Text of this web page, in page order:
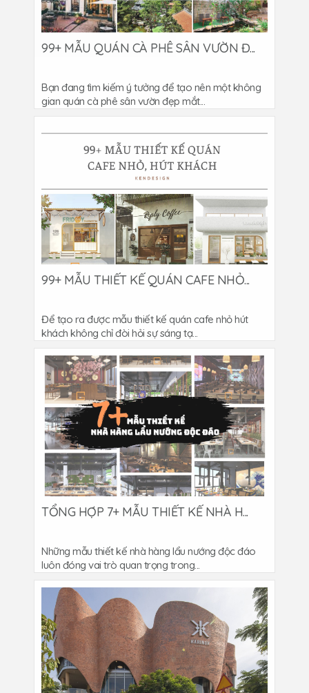
99+ MẪU QUÁN CÀ PHÊ SÂN VƯỜN Đ...
Bạn đang tìm kiếm ý tưởng để tạo nên một không
gian quán cà phê sân vườn đẹp mắt...
99+ MẪU THIẾT KẾ QUÁN CAFE NHỎ...
Để tạo ra được mẫu thiết kế quán cafe nhỏ hút
khách không chỉ đòi hỏi sự sáng tạ...
TỔNG HỢP 7+ MẪU THIẾT KẾ NHÀ H...
Những mẫu thiết kế nhà hàng lẩu nướng độc đáo
luôn đóng vai trò quan trọng trong...